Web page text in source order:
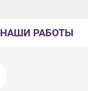
НАШИ РАБОТЫ